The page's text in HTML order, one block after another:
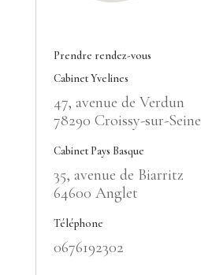
Prendre rendez-vous
Cabinet Yvelines
47, avenue de Verdun
78290 Croissy-sur-Seine
Cabinet Pays Basque
35, avenue de Biarritz
64600 Anglet
Téléphone
0676192302